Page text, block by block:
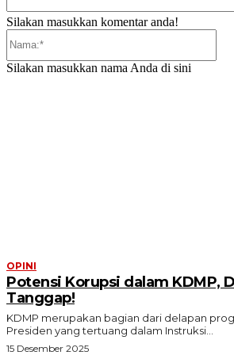
Silakan masukkan komentar anda!
Silakan masukkan nama Anda di sini
OPINI
Potensi Korupsi dalam KDMP,
Tanggap!
KDMP merupakan bagian dari delapan
Presiden yang tertuang dalam Instruksi...
15 Desember 2025